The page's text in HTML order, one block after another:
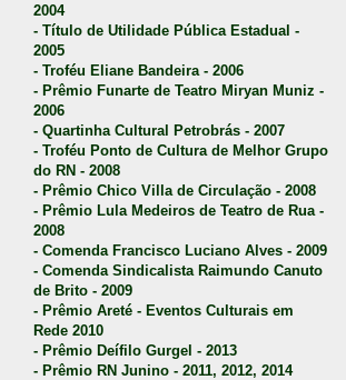
2004
- Título de Utilidade Pública Estadual -
2005
- Troféu Eliane Bandeira - 2006
- Prêmio Funarte de Teatro Miryan Muniz -
2006
- Quartinha Cultural Petrobrás - 2007
- Troféu Ponto de Cultura de Melhor Grupo
do RN - 2008
- Prêmio Chico Villa de Circulação - 2008
- Prêmio Lula Medeiros de Teatro de Rua -
2008
- Comenda Francisco Luciano Alves - 2009
- Comenda Sindicalista Raimundo Canuto
de Brito - 2009
- Prêmio Areté - Eventos Culturais em
Rede 2010
- Prêmio Deífilo Gurgel - 2013
- Prêmio RN Junino - 2011, 2012, 2014